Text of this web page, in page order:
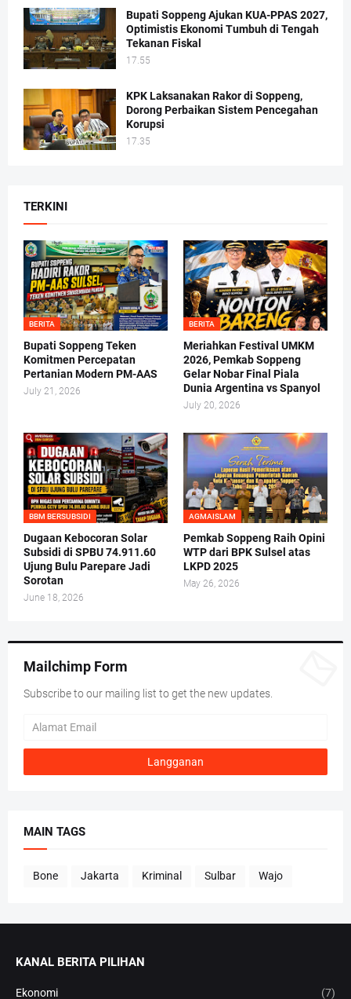
Bupati Soppeng Ajukan KUA-PPAS 2027,
Optimistis Ekonomi Tumbuh di Tengah
Tekanan Fiskal
17.55
KPK Laksanakan Rakor di Soppeng,
Dorong Perbaikan Sistem Pencegahan
Korupsi
17.35
TERKINI
BERITA
Bupati Soppeng Teken
Komitmen Percepatan
Pertanian Modern PM-AAS
July 21, 2026
BERITA
Meriahkan Festival UMKM
2026, Pemkab Soppeng
Gelar Nobar Final Piala
Dunia Argentina vs Spanyol
July 20, 2026
BBM BERSUBSIDI
Dugaan Kebocoran Solar
Subsidi di SPBU 74.911.60
Ujung Bulu Parepare Jadi
Sorotan
June 18, 2026
AGMAISLAM
Pemkab Soppeng Raih Opini
WTP dari BPK Sulsel atas
LKPD 2025
May 26, 2026
Mailchimp Form
Subscribe to our mailing list to get the new updates.
MAIN TAGS
Bone Jakarta Kriminal Sulbar Wajo
KANAL BERITA PILIHAN
Ekonomi (7)